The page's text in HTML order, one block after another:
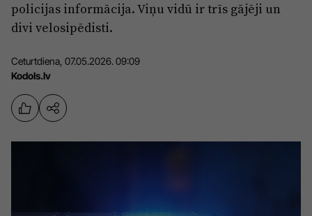
Izglītība
Veselība
Ģimene
Sports
Drošība
Ekonomika
policijas informācija. Viņu vidū ir trīs gājēji un
divi velosipēdisti.
Ceturtdiena, 07.05.2026. 09:09
Kodols.lv